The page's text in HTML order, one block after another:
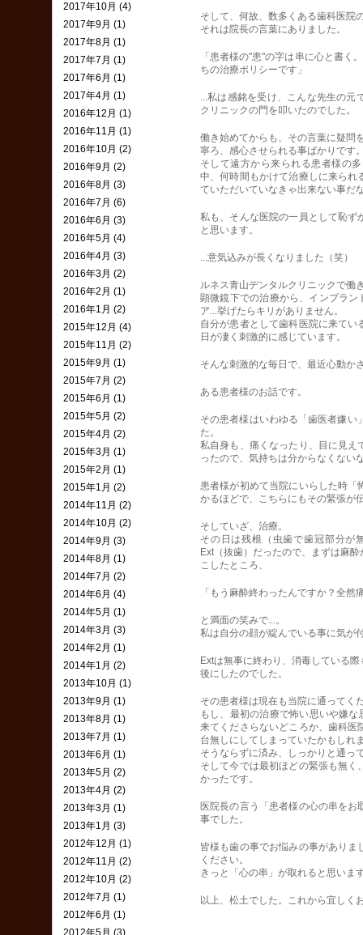
そして、何故、数多くある歯科医院
それは院長の言葉にありました。
「患者様の"患"の字は串に心と書く
ちの治療ポリシーです」
...私は感銘を受け、こんな先生の元
クリニックの門を叩いたのでした。
働き始めてからも、その言葉に疑問
寧ろ、感心させられる事ばかりです
そして遠方から来られる患者様の
中、何時間もかけて治療しに来ら
ていただいていなきゃ出来ない事だ
私も、そんな医院の一員として恥
と思います。
...意気込みが長くなりました（笑）
ルネス青山デンタルクリニックで働
顕微鏡下での治療から、インプラ
ア...挙げたらキリがありません。
自分が患者として歯科医院に来て
日が凄く刺激的に感じています。
そんな刺激的な毎日で、最近心動か
ある患者様のお話です。
その患者様はいわゆる「歯医者嫌
た。
私自身も、痛くなったり、目に見
ったので、気持ちは分からなくない
患者様が初めて当院にいらした時
かるほどで、こちらにもその緊張が
そしていざ、治療。
その日は残根（虫歯で歯冠部分が
Ext（抜歯）だったので、まずは麻
こしたところ、
「もう麻酔終わったんですか？全然
と満面の笑みで...。
私は自分の顔が綻んでいる事に気が
Extは無事に終わり、消毒している
後にしたのでした。
その患者様は現在も当院に通ってく
もし、最初の治療で怖い思いや嫌
来てくださらないどころか、歯科
台無しにしてしまっていたかもしれ
そうならずに済み、しっかりと通っ
そして今では最初ほどの緊張も無
かったです。
医院長の言う「患者様の心の串を
事でした。
皆様も歯の事でお悩みの事があり
ください。
きっと「心の串」が取れると思いま
以上、松土でした。これから宜しく
2017年10月 (4)
2017年9月 (1)
2017年8月 (1)
2017年7月 (1)
2017年6月 (1)
2017年4月 (1)
2016年12月 (1)
2016年11月 (1)
2016年10月 (2)
2016年9月 (2)
2016年8月 (3)
2016年7月 (6)
2016年6月 (3)
2016年5月 (4)
2016年4月 (3)
2016年3月 (2)
2016年2月 (1)
2016年1月 (2)
2015年12月 (4)
2015年11月 (2)
2015年9月 (1)
2015年7月 (2)
2015年6月 (1)
2015年5月 (2)
2015年4月 (2)
2015年3月 (1)
2015年2月 (1)
2015年1月 (2)
2014年11月 (2)
2014年10月 (2)
2014年9月 (3)
2014年8月 (1)
2014年7月 (2)
2014年6月 (4)
2014年5月 (1)
2014年3月 (3)
2014年2月 (1)
2014年1月 (2)
2013年10月 (1)
2013年9月 (1)
2013年8月 (1)
2013年7月 (1)
2013年6月 (1)
2013年5月 (2)
2013年4月 (2)
2013年3月 (1)
2013年1月 (3)
2012年12月 (1)
2012年11月 (2)
2012年10月 (2)
2012年7月 (1)
2012年6月 (1)
2012年5月 (3)